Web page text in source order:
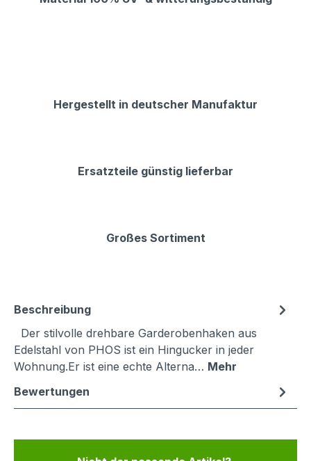
Hergestellt in deutscher Manufaktur
Ersatzteile günstig lieferbar
Großes Sortiment
Beschreibung
Der stilvolle drehbare Garderobenhaken aus
Edelstahl von PHOS ist ein Hingucker in jeder
Wohnung.Er ist eine echte Alterna… Mehr
Bewertungen